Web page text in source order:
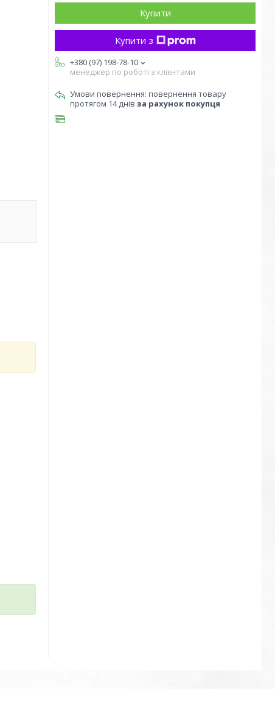
Купити
Купити з
+380 (97) 198-78-10
менеджер по роботі з клієнтами
повернення товару
протягом 14 днів за рахунок покупця